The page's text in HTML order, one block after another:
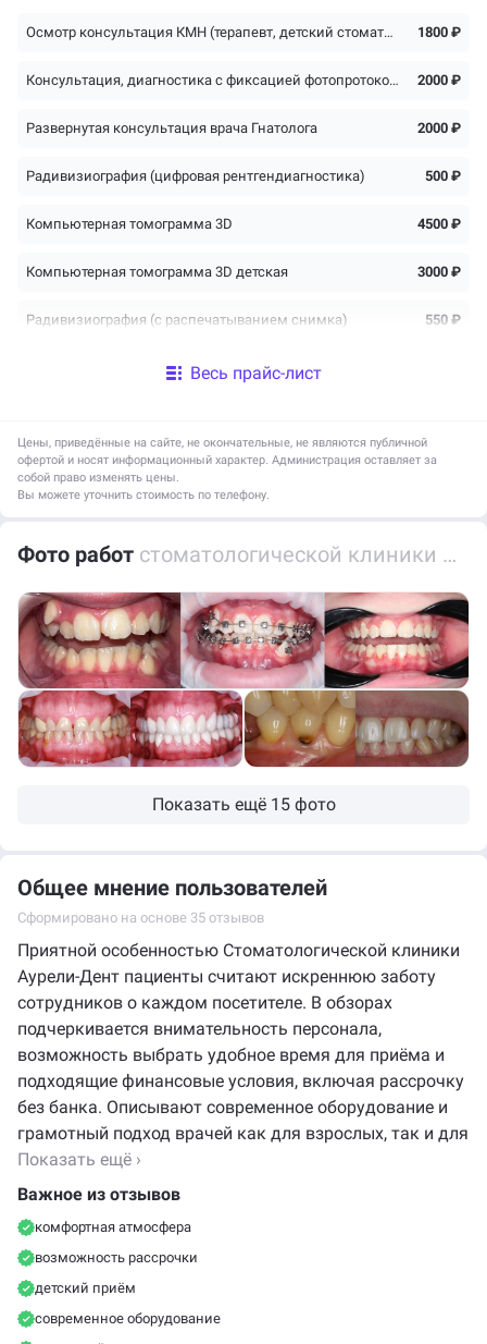
Осмотр консультация КМН (терапевт, детский стоматолог) 1800 ₽
Консультация, диагностика с фиксацией фотопротоколом 2000 ₽
Развернутая консультация врача Гнатолога 2000 ₽
Радивизиография (цифровая рентгендиагностика) 500 ₽
Компьютерная томограмма 3D 4500 ₽
Компьютерная томограмма 3D детская 3000 ₽
Радивизиография (с распечатыванием снимка) 550 ₽
Компьютерная томограмма 3D (1 сегмент) 1500 ₽
Лечение кариеса
Наложение лечебной прокладки Ducall ivory. Calasept 900 ₽
Наложение лайнерной прокладки GG Fuji IX. Vetrimer. Vitribond 850 ₽
Наложение изолирующей прокладки Ionosit 1100 ₽
Постановка матрицы 3M 450 ₽
Постановка Оптрагейт
Шлифовка и полировка зуба 500 ₽
Удаление старой пломбы, трепанация коронки зуба 600 ₽
Реставрация зубов (стоимость работы)
Весь прайс-лист
Цены, приведённые на сайте, не окончательные, не являются публичной
офертой и носят информационный характер. Администрация оставляет за
собой право изменять цены.
Вы можете уточнить стоимость по телефону.
Фото работ стоматологической клиники Аурели-Дент
Показать ещё 15 фото
Общее мнение пользователей
Сформировано на основе 35 отзывов
Приятной особенностью Стоматологической клиники
Аурели-Дент пациенты считают искреннюю заботу
сотрудников о каждом посетителе. В обзорах
подчеркивается внимательность персонала,
возможность выбрать удобное время для приёма и
подходящие финансовые условия, включая рассрочку
без банка. Описывают современное оборудование и
грамотный подход врачей как для взрослых, так и для
детей, благодаря чему лечение проходит спокойно и
безболезненно. Пациенты также выделяют комфорт и
Показать ещё ›
Важное из отзывов
комфортная атмосфера
возможность рассрочки
детский приём
современное оборудование